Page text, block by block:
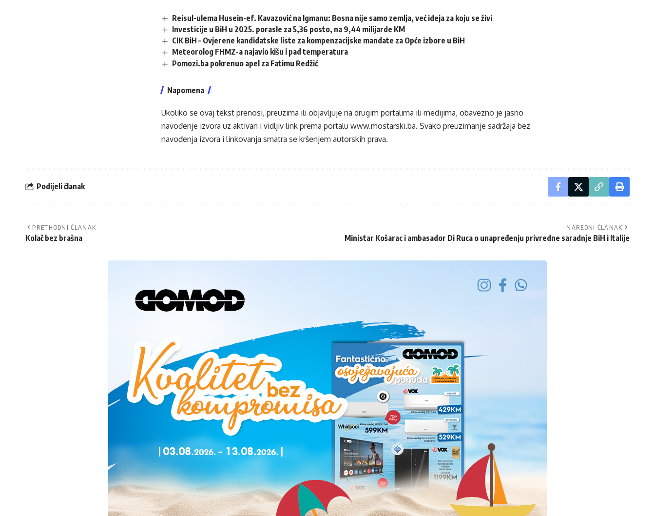
Reisul-ulema Husein-ef. Kavazović na Igmanu: Bosna nije samo zemlja, već ideja za koju se živi
Investicije u BiH u 2025. porasle za 5,36 posto, na 9,44 milijarde KM
CIK BiH – Ovjerene kandidatske liste za kompenzacijske mandate za Opće izbore u BiH
Meteorolog FHMZ-a najavio kišu i pad temperatura
Pomozi.ba pokrenuo apel za Fatimu Redžić
Napomena
Ukoliko se ovaj tekst prenosi, preuzima ili objavljuje na drugim portalima ili medijima, obavezno je jasno
navođenje izvora uz aktivan i vidljiv link prema portalu www.mostarski.ba. Svako preuzimanje sadržaja bez
navođenja izvora i linkovanja smatra se kršenjem autorskih prava.
Podijeli članak
PRETHODNI ČLANAK
Kolač bez brašna
NAREDNI ČLANAK
Ministar Košarac i ambasador Di Ruca o unapređenju privredne saradnje BiH i Italije